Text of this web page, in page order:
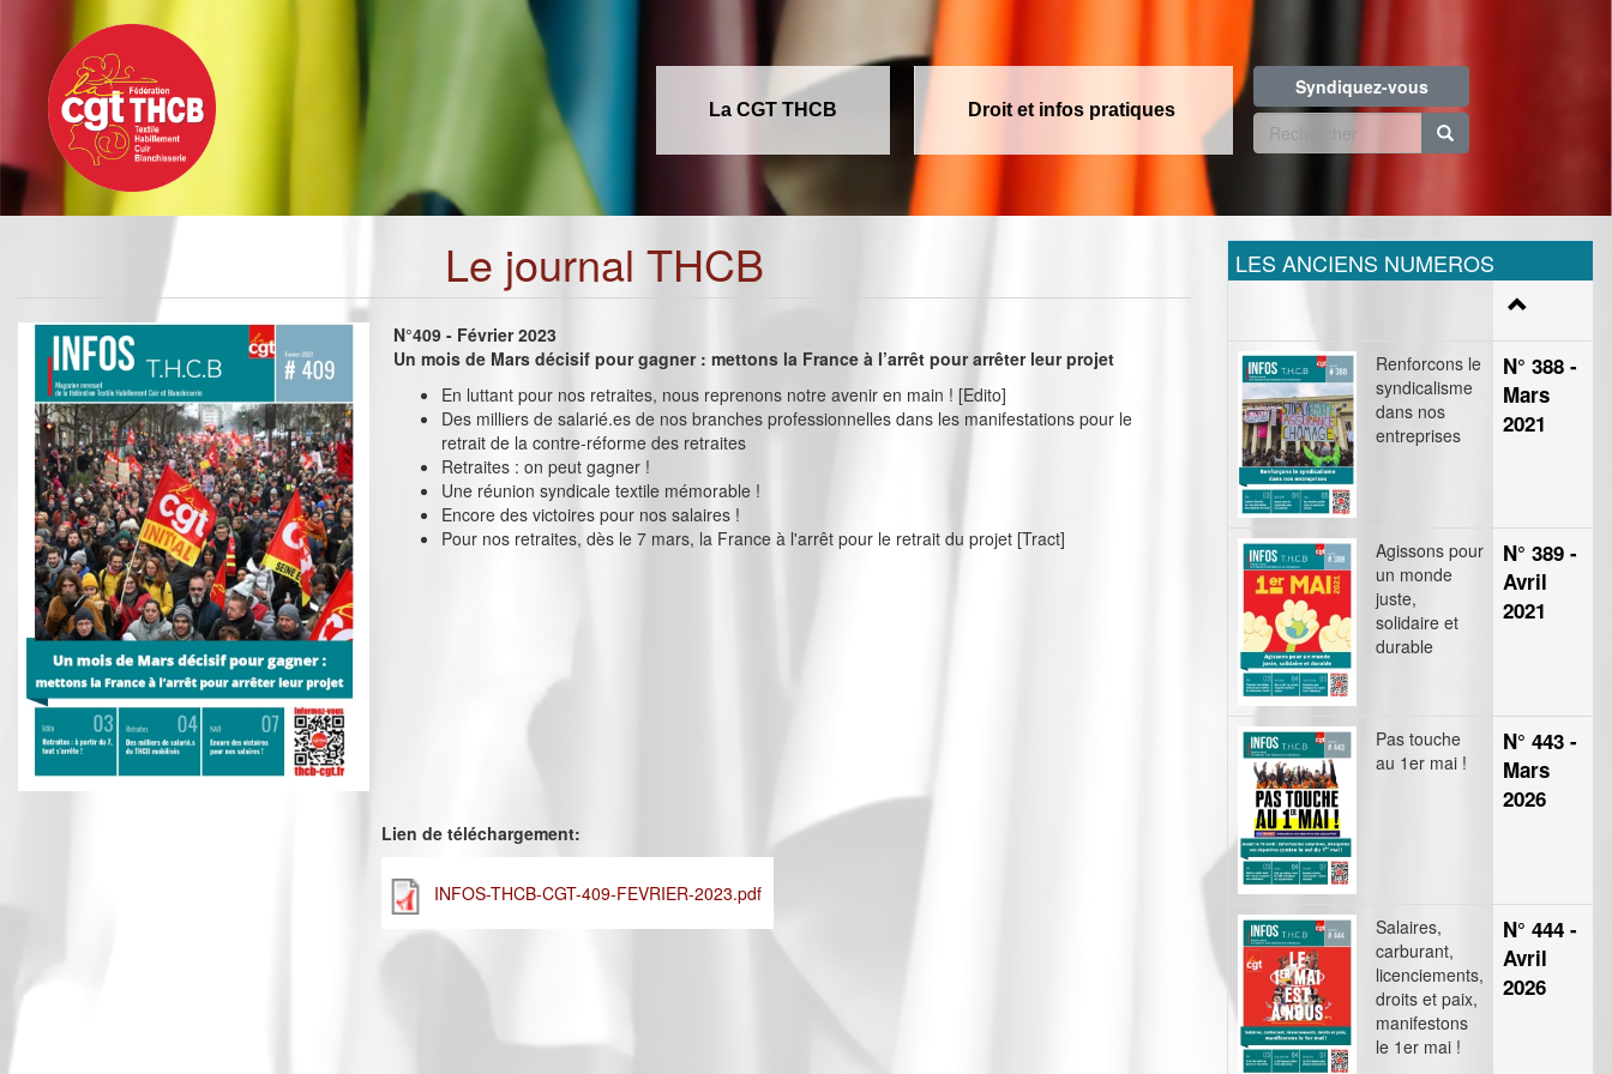
contenu
principal
La CGT THCB Droit et infos pratiques
Syndiquez-vous
Formulaire
recherche
Le journal THCB
N°409 - Février 2023
Un mois de Mars décisif pour gagner : mettons la France à l’arrêt pour arrêter leur projet
En luttant pour nos retraites, nous reprenons notre avenir en main ! [Edito]
Des milliers de salarié.es de nos branches professionnelles dans les manifestations pour le
retrait de la contre-réforme des retraites
Retraites : on peut gagner !
Une réunion syndicale textile mémorable !
Encore des victoires pour nos salaires !
Pour nos retraites, dès le 7 mars, la France à l'arrêt pour le retrait du projet [Tract]
Lien de téléchargement:
INFOS-THCB-CGT-409-FEVRIER-2023.pdf
LES ANCIENS NUMEROS
Renforcons le
syndicalisme
dans nos
entreprises
N° 388 -
Mars
2021
Agissons pour
un monde
juste,
solidaire et
durable
N° 389 -
Avril
2021
Pas touche
au 1er mai !
N° 443 -
Mars
2026
Salaires,
carburant,
licenciements,
droits et paix,
manifestons
le 1er mai !
N° 444 -
Avril
2026